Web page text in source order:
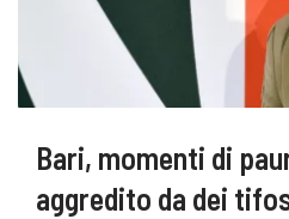
Bari, momenti di
aggredito da dei